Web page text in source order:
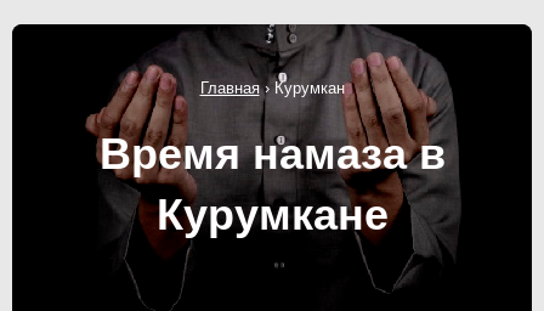
Главная› Курумкан
Время намаза в
Курумкане